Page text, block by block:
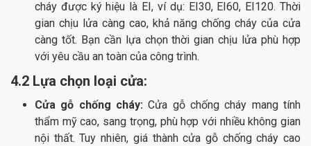
cháy được ký hiệu là EI, ví dụ: EI30, EI60, EI120. Thời
gian chịu lửa càng cao, khả năng chống cháy của cửa
càng tốt. Bạn cần lựa chọn thời gian chịu lửa phù hợp
với yêu cầu an toàn của công trình.
4.2 Lựa chọn loại cửa:
Cửa gỗ chống cháy: Cửa gỗ chống cháy mang tính
thẩm mỹ cao, sang trọng, phù hợp với nhiều không gian
nội thất. Tuy nhiên, giá thành cửa gỗ chống cháy cao